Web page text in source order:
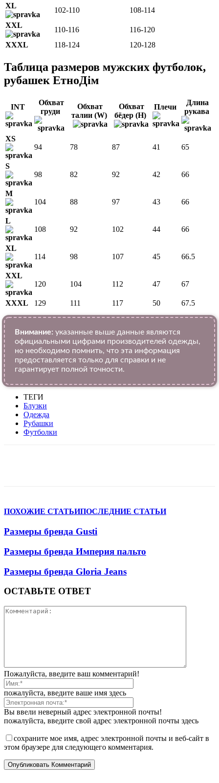
XL
102-110
108-114
XXL
110-116
116-120
ХXXL
118-124 120-128
Таблица размеров мужских футболок,
рубашек ЕтноДім
INT
Обхват
груди
Обхват
талии (W)
Обхват
бёдер (H)
Плечи
Длина
рукава
XS
94
78 87 41 65
S
98
82 92 42 66
M
104
88 97 43 66
L
108
92 102 44 66
XL
114
98 107 45 66.5
XXL
120
104 112 47 67
ХXXL 129 111 117 50 67.5
Внимание: указанные выше данные являются
официальными цифрами производителей одежды,
но необходимо помнить, что эта информация
предоставляется только для справки и не
гарантирует полной точности.
ТЕГИ
Блузки
Одежда
Рубашки
Футболки
ПОХОЖИЕ СТАТЬИПОСЛЕДНИЕ СТАТЬИ
Размеры бренда Gusti
Размеры бренда Империя пальто
Размеры бренда Gloria Jeans
ОСТАВЬТЕ ОТВЕТ
Пожалуйста, введите ваш комментарий!
пожалуйста, введите ваше имя здесь
Вы ввели неверный адрес электронной почты!
пожалуйста, введите свой адрес электронной почты здесь
сохраните мое имя, адрес электронной почты и веб-сайт в
этом браузере для следующего комментария.